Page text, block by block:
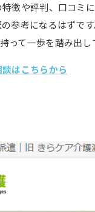
徴や評判、口コミに
参考になるはずです
て一歩を踏み出し
はこちらから